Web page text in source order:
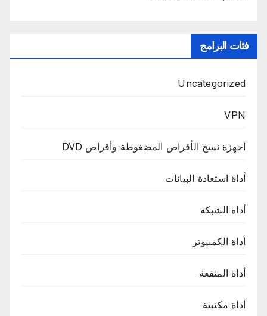
فئات البرامج
Uncategorized
VPN
أجهزة نسخ الأقراص المضغوطة وأقراص DVD
أداة استعادة البيانات
أداة الشبكة
أداة الكمبيوتر
أداة المنفعة
أداة مكتبية